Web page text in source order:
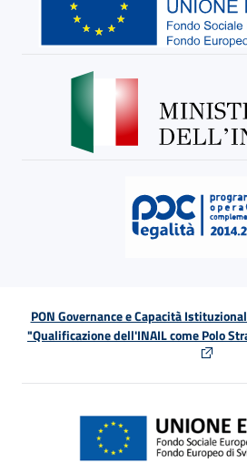
PON Governance e Capacità
"Qualificazione dell'INAIL come Polo